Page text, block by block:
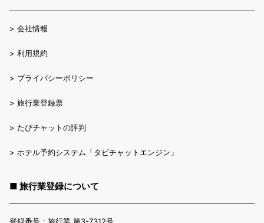
> 会社情報
> 利用規約
> プライバシーポリシー
> 旅行業登録票
> たびチャットの評判
> ホテル予約システム「タビチャットエンジン」
■ 旅行業登録について